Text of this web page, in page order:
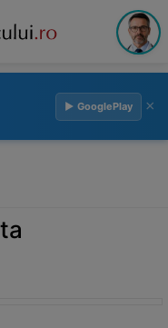
▶ GooglePlay ×